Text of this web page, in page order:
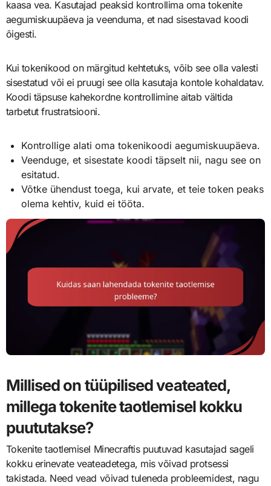
kaasa vea. Kasutajad peaksid kontrollima oma tokenite
aegumiskuupäeva ja veenduma, et nad sisestavad koodi
õigesti.
Kui tokenikood on märgitud kehtetuks, võib see olla valesti
sisestatud või ei pruugi see olla kasutaja kontole kohaldatav.
Koodi täpsuse kahekordne kontrollimine aitab vältida
tarbetut frustratsiooni.
Kontrollige alati oma tokenikoodi aegumiskuupäeva.
Veenduge, et sisestate koodi täpselt nii, nagu see on
esitatud.
Võtke ühendust toega, kui arvate, et teie token peaks
olema kehtiv, kuid ei tööta.
Millised on tüüpilised veateated,
millega tokenite taotlemisel kokku
puututakse?
Tokenite taotlemisel Minecraftis puutuvad kasutajad sageli
kokku erinevate veateadetega, mis võivad protsessi
takistada. Need vead võivad tuleneda probleemidest, nagu